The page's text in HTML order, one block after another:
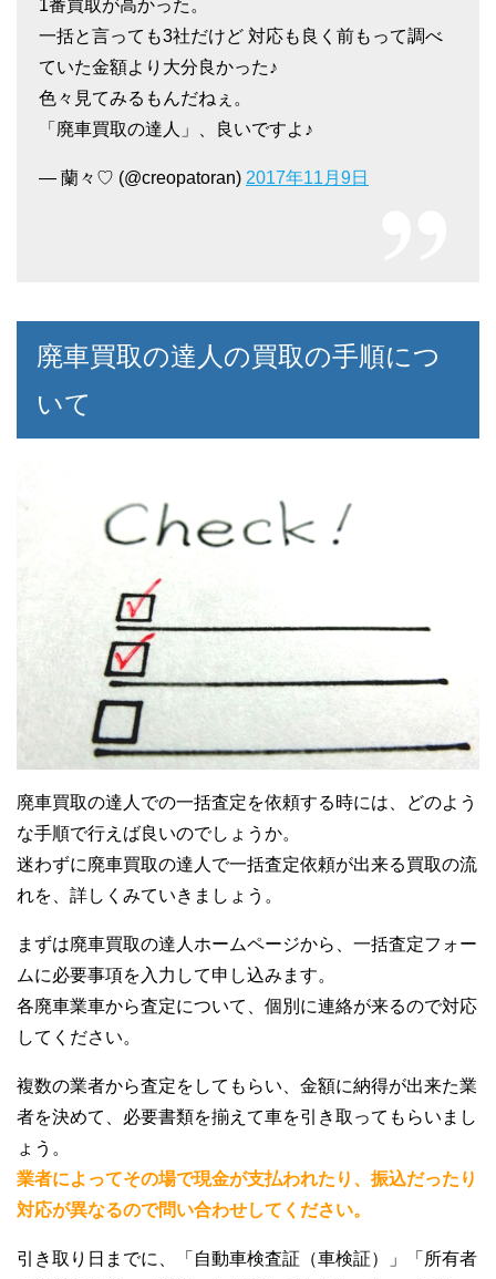
1番買取が高かった。
一括と言っても3社だけど 対応も良く前もって調べ
ていた金額より大分良かった♪
色々見てみるもんだねぇ。
「廃車買取の達人」、良いですよ♪
— 蘭々♡ (@creopatoran) 2017年11月9日
廃車買取の達人の買取の手順につ
いて
廃車買取の達人での一括査定を依頼する時には、どのよう
な手順で行えば良いのでしょうか。
迷わずに廃車買取の達人で一括査定依頼が出来る買取の流
れを、詳しくみていきましょう。
まずは廃車買取の達人ホームページから、一括査定フォー
ムに必要事項を入力して申し込みます。
各廃車業車から査定について、個別に連絡が来るので対応
してください。
複数の業者から査定をしてもらい、金額に納得が出来た業
者を決めて、必要書類を揃えて車を引き取ってもらいまし
ょう。
業者によってその場で現金が支払われたり、振込だったり
対応が異なるので問い合わせしてください。
引き取り日までに、「自動車検査証（車検証）」「所有者